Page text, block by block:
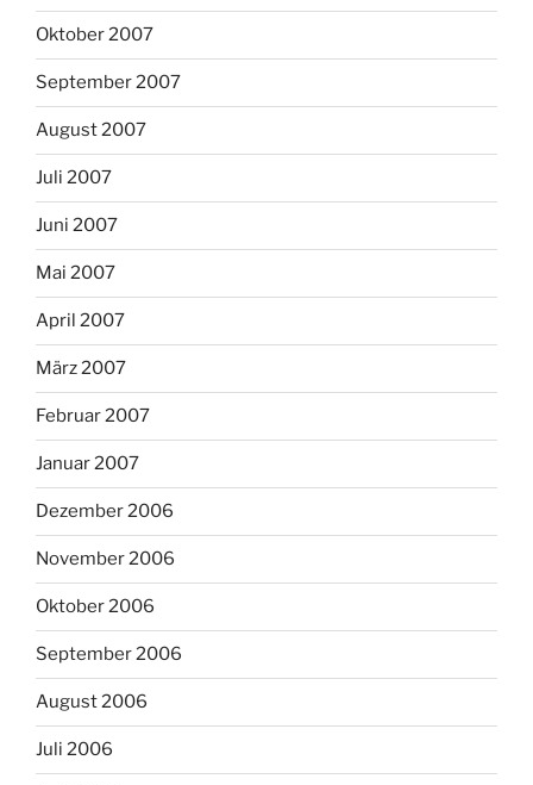
Oktober 2007
September 2007
August 2007
Juli 2007
Juni 2007
Mai 2007
April 2007
März 2007
Februar 2007
Januar 2007
Dezember 2006
November 2006
Oktober 2006
September 2006
August 2006
Juli 2006